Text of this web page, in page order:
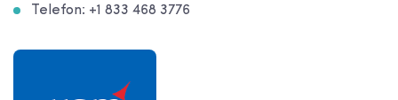
Telefon: +1 833 468 3776